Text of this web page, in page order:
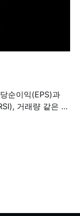
순이익(EPS)과
거래량 같은 기
다. 하나의 지표